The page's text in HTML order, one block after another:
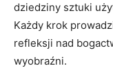
dziedziny sztuki
Każdy krok
refleksji nad⁣
⁤wyobraźni.